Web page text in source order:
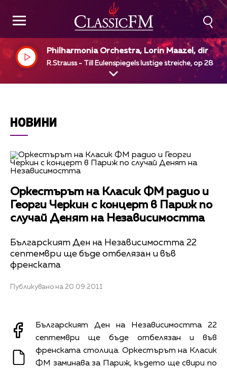
Philharmonia Orchestra, Lorin Maazel, dir
R.Strauss - Till Eulenspiegels lustige streiche, op 28
НОВИНИ
Оркестърът на Класик ФМ радио и
Георги Черкин с концерт в Париж по
случай Денят на Независимостта
Българският Ден на Независимостта 22
септември ще бъде отбелязан и във
френската
Публикувано на 20.09.2011
Българският Ден на Независимостта 22
септември ще бъде отбелязан и във
френската столица. Оркестърът на Класик
ФМ заминава за Париж, където ще свири по